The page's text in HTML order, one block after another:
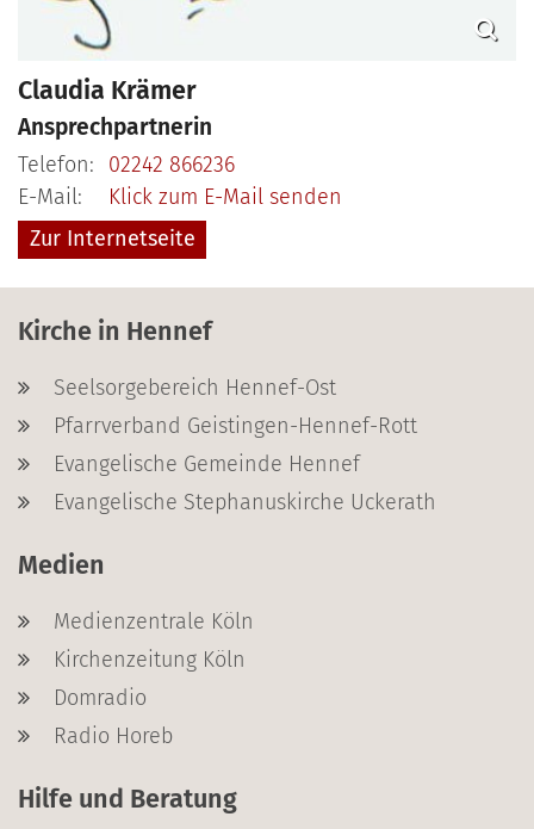
Claudia Krämer
Ansprechpartnerin
Telefon:
02242 866236
E-Mail:
Klick zum E-Mail senden
Zur Internetseite
Kirche in Hennef
Seelsorgebereich Hennef-Ost
Pfarrverband Geistingen-Hennef-Rott
Evangelische Gemeinde Hennef
Evangelische Stephanuskirche Uckerath
Medien
Medienzentrale Köln
Kirchenzeitung Köln
Domradio
Radio Horeb
Hilfe und Beratung